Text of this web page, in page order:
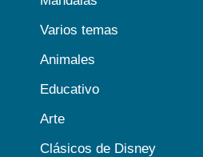
Varios temas
Animales
Educativo
Arte
Clásicos de Disney